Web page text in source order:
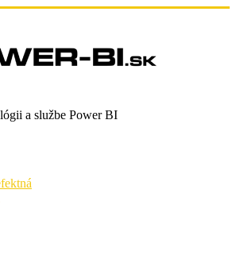
a službe Power BI